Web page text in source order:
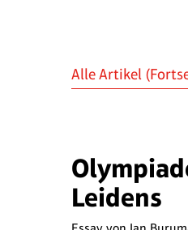
Alle Artikel
Leidens